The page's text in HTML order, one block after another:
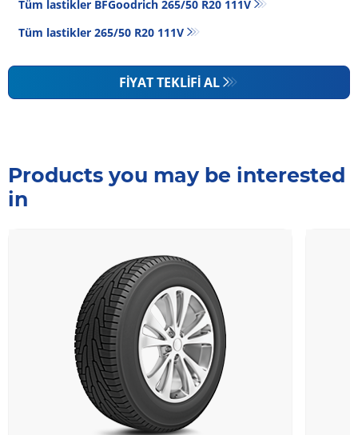
Tüm lastikler BFGoodrich 265/50 R20 111V
Tüm lastikler‎ 265/50 R20 111V
FIYAT TEKLIFI AL
Products you may be interested
in